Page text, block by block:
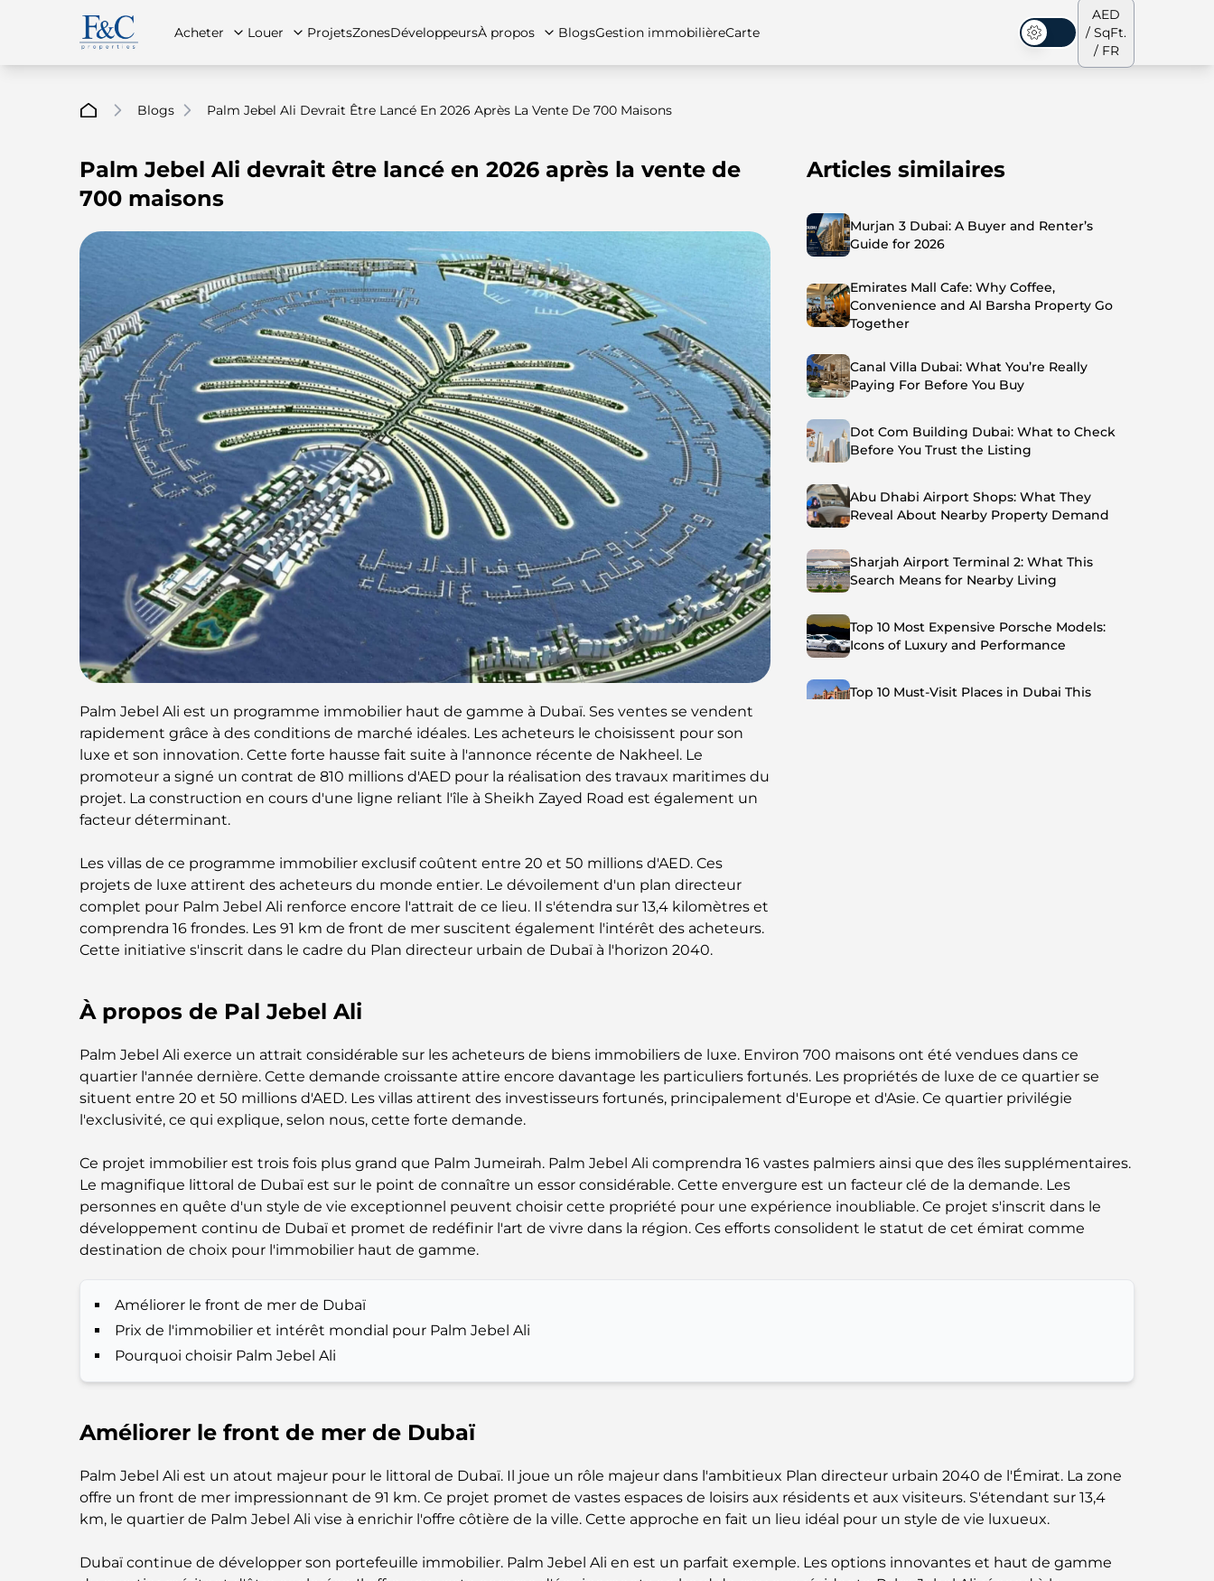
Acheter
Toutes les propriétés Appartements Villas Maisons de ville Penthouses
Louer
Toutes les propriétés Appartements Villas Maisons de ville Penthouses
ProjetsZonesDéveloppeursÀ propos
À propos de nous Contactez-nous Carrières FAQs Notre équipe
BlogsGestion immobilièreCarte
Mode sombre
AED
/ SqFt.
/ FR
Blogs Palm Jebel Ali Devrait Être Lancé En 2026 Après La Vente De 700 Maisons
Palm Jebel Ali devrait être lancé en 2026 après la vente de
700 maisons
Palm Jebel Ali est un programme immobilier haut de gamme à Dubaï. Ses ventes se vendent
rapidement grâce à des conditions de marché idéales. Les acheteurs le choisissent pour son
luxe et son innovation. Cette forte hausse fait suite à l'annonce récente de Nakheel. Le
promoteur a signé un contrat de 810 millions d'AED pour la réalisation des travaux maritimes du
projet. La construction en cours d'une ligne reliant l'île à Sheikh Zayed Road est également un
facteur déterminant.
Les villas de ce programme immobilier exclusif coûtent entre 20 et 50 millions d'AED. Ces
projets de luxe attirent des acheteurs du monde entier. Le dévoilement d'un plan directeur
complet pour Palm Jebel Ali renforce encore l'attrait de ce lieu. Il s'étendra sur 13,4 kilomètres et
comprendra 16 frondes. Les 91 km de front de mer suscitent également l'intérêt des acheteurs.
Cette initiative s'inscrit dans le cadre du Plan directeur urbain de Dubaï à l'horizon 2040.
Articles similaires
Murjan 3 Dubai: A Buyer and Renter’s
Guide for 2026
Emirates Mall Cafe: Why Coffee,
Convenience and Al Barsha Property Go
Together
Canal Villa Dubai: What You’re Really
Paying For Before You Buy
Dot Com Building Dubai: What to Check
Before You Trust the Listing
Abu Dhabi Airport Shops: What They
Reveal About Nearby Property Demand
Sharjah Airport Terminal 2: What This
Search Means for Nearby Living
Top 10 Most Expensive Porsche Models:
Icons of Luxury and Performance
Top 10 Must-Visit Places in Dubai This
Écoles à proximité de Palm Jumeirah : un
guide complet pour les familles
Dubaï : votre guide ultime
Les meilleurs cafés avec vue à Dubaï : un
parfait mélange de saveurs et de paysages
Les 7 meilleures salles de sport de Dubai
Hills : le summum du fitness
gastronomiques de Palm Jumeirah
À propos de Pal Jebel Ali
Palm Jebel Ali exerce un attrait considérable sur les acheteurs de biens immobiliers de luxe. Environ 700 maisons ont été vendues dans ce
quartier l'année dernière. Cette demande croissante attire encore davantage les particuliers fortunés. Les propriétés de luxe de ce quartier se
situent entre 20 et 50 millions d'AED. Les villas attirent des investisseurs fortunés, principalement d'Europe et d'Asie. Ce quartier privilégie
l'exclusivité, ce qui explique, selon nous, cette forte demande.
Ce projet immobilier est trois fois plus grand que Palm Jumeirah. Palm Jebel Ali comprendra 16 vastes palmiers ainsi que des îles supplémentaires.
Le magnifique littoral de Dubaï est sur le point de connaître un essor considérable. Cette envergure est un facteur clé de la demande. Les
personnes en quête d'un style de vie exceptionnel peuvent choisir cette propriété pour une expérience inoubliable. Ce projet s'inscrit dans le
développement continu de Dubaï et promet de redéfinir l'art de vivre dans la région. Ces efforts consolident le statut de cet émirat comme
destination de choix pour l'immobilier haut de gamme.
Améliorer le front de mer de Dubaï
Prix ​​de l'immobilier et intérêt mondial pour Palm Jebel Ali
Pourquoi choisir Palm Jebel Ali
Améliorer le front de mer de Dubaï
Palm Jebel Ali est un atout majeur pour le littoral de Dubaï. Il joue un rôle majeur dans l'ambitieux Plan directeur urbain 2040 de l'Émirat. La zone
offre un front de mer impressionnant de 91 km. Ce projet promet de vastes espaces de loisirs aux résidents et aux visiteurs. S'étendant sur 13,4
km, le quartier de Palm Jebel Ali vise à enrichir l'offre côtière de la ville. Cette approche en fait un lieu idéal pour un style de vie luxueux.
Dubaï continue de développer son portefeuille immobilier. Palm Jebel Ali en est un parfait exemple. Les options innovantes et haut de gamme